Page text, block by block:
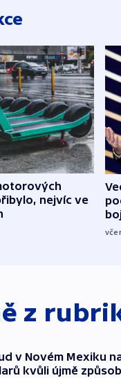
nejvíc ve
z
v Novém Mexiku
kvůli újmě